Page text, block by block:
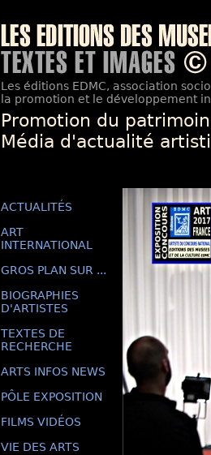
Les éditions EDMC, association
la promotion et le développement
Promotion du
Média d'actualité
ACTUALITÉS
ART
INTERNATIONAL
GROS PLAN SUR ...
BIOGRAPHIES
D'ARTISTES
TEXTES DE
RECHERCHE
ARTS INFOS NEWS
PÔLE EXPOSITION
FILMS VIDÉOS
VIE DES ARTS